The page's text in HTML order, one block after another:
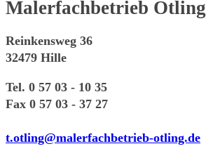
Malerfachbetrieb Otling
Reinkensweg 36
32479 Hille
Tel. 0 57 03 - 10 35
Fax 0 57 03 - 37 27
t.otling@malerfachbetrieb-otling.de